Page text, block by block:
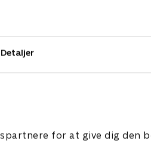
Detaljer
for at give dig den
Stor og Lille bor i et hus på